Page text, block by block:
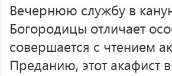
Вечернюю службу в
Богородицы отличает
совершается с чтением
Преданию, этот акафист